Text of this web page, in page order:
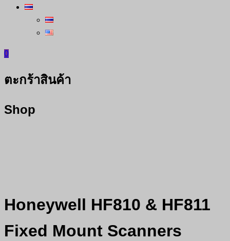
0
ตะกร้าสินค้า
Shop
Honeywell HF810 & HF811
Fixed Mount Scanners